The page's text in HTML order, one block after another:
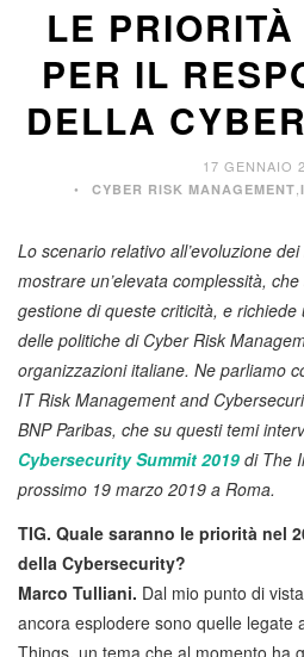
LE
PER IL
DELLA
17 GENNAIO
CYBER RISK MANAGEMENT,
Lo scenario relativo all’evoluzione
mostrare un’elevata complessità,
gestione di queste criticità, e
delle politiche di Cyber Risk
organizzazioni italiane. Ne parliamo
IT Risk Management and
BNP Paribas, che su questi temi
Cybersecurity Summit 2019 di The
prossimo 19 marzo 2019 a Roma.
TIG. Quale saranno le priorità nel
della Cybersecurity?
Marco Tulliani. Dal mio punto di
ancora esplodere sono quelle legate